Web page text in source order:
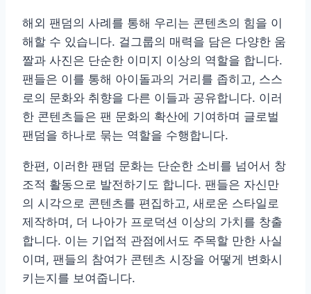
해외 팬덤의 사례를 통해 우리는 콘텐츠의 힘을 이
해할 수 있습니다. 걸그룹의 매력을 담은 다양한 움
짤과 사진은 단순한 이미지 이상의 역할을 합니다.
팬들은 이를 통해 아이돌과의 거리를 좁히고, 스스
로의 문화와 취향을 다른 이들과 공유합니다. 이러
한 콘텐츠들은 팬 문화의 확산에 기여하며 글로벌
팬덤을 하나로 묶는 역할을 수행합니다.
한편, 이러한 팬덤 문화는 단순한 소비를 넘어서 창
조적 활동으로 발전하기도 합니다. 팬들은 자신만
의 시각으로 콘텐츠를 편집하고, 새로운 스타일로
제작하며, 더 나아가 프로덕션 이상의 가치를 창출
합니다. 이는 기업적 관점에서도 주목할 만한 사실
이며, 팬들의 참여가 콘텐츠 시장을 어떻게 변화시
키는지를 보여줍니다.